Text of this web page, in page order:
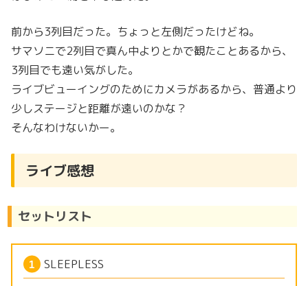
前から3列目だった。ちょっと左側だったけどね。
サマソニで2列目で真ん中よりとかで観たことあるから、
3列目でも遠い気がした。
ライブビューイングのためにカメラがあるから、普通より
少しステージと距離が遠いのかな？
そんなわけないかー。
ライブ感想
セットリスト
SLEEPLESS